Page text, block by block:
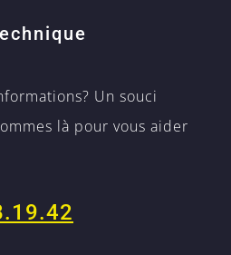
Un souci
là pour vous aider